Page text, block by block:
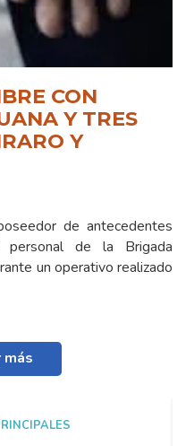
CON
Y TRES
Y
de antecedentes
de la Brigada
un operativo realizado
más